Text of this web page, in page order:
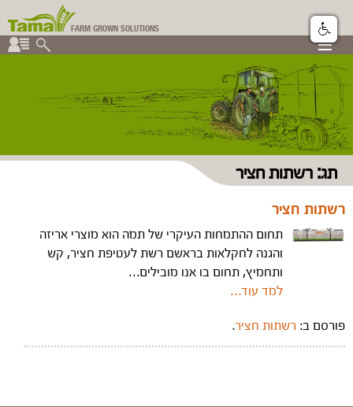
FARM GROWN SOLUTIONS
▼
▼
תג: רשתות חציר
רשתות חציר
תחום ההתמחות העיקרי של תמה הוא מוצרי אריזה
והגנה לחקלאות בראשם רשת לעטיפת חציר, קש
ותחמיץ, תחום בו אנו מובילים…
למד עוד…
פורסם ב: רשתות חציר.